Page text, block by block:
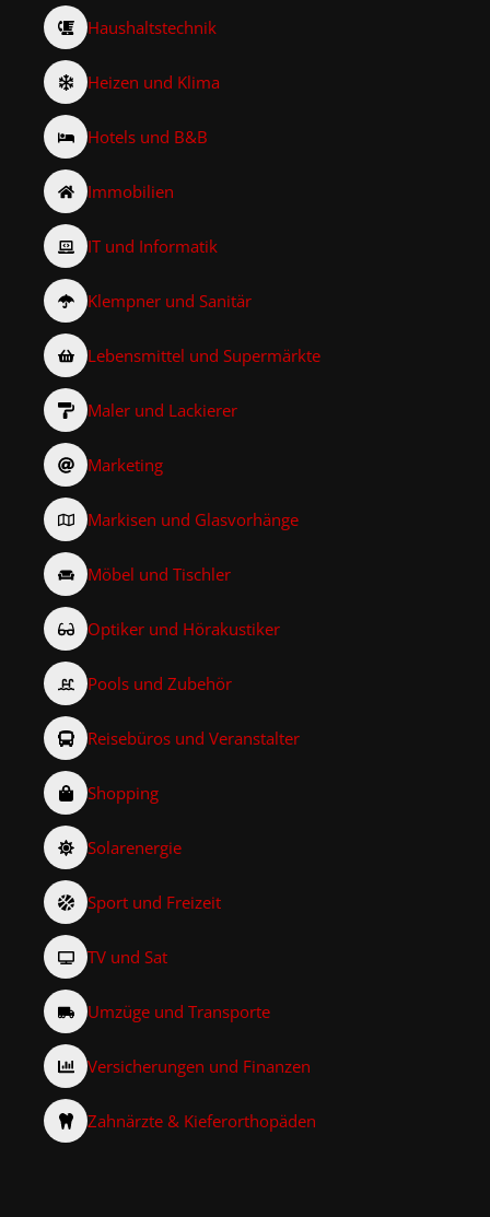
Haushaltstechnik
Heizen und Klima
Hotels und B&B
Immobilien
IT und Informatik
Klempner und Sanitär
Lebensmittel und Supermärkte
Maler und Lackierer
Marketing
Markisen und Glasvorhänge
Möbel und Tischler
Optiker und Hörakustiker
Pools und Zubehör
Reisebüros und Veranstalter
Shopping
Solarenergie
Sport und Freizeit
TV und Sat
Umzüge und Transporte
Versicherungen und Finanzen
Zahnärzte & Kieferorthopäden